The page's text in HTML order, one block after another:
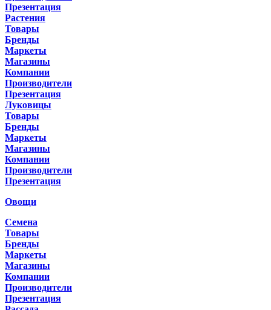
Презентация
Растения
Товары
Бренды
Маркеты
Магазины
Компании
Производители
Презентация
Луковицы
Товары
Бренды
Маркеты
Магазины
Компании
Производители
Презентация
Овощи
Семена
Товары
Бренды
Маркеты
Магазины
Компании
Производители
Презентация